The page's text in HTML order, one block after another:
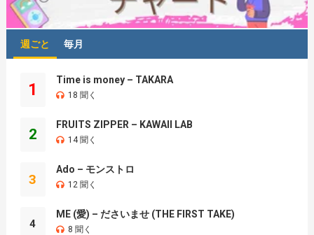
週ごと 毎月
1
Time is money – TAKARA
18 聞く
2
FRUITS ZIPPER – KAWAII LAB
14 聞く
3
Ado – モンストロ
12 聞く
4
ME (愛) – ださいませ (THE FIRST TAKE)
8 聞く